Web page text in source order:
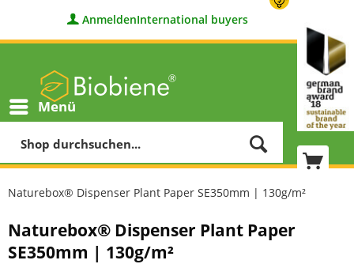
AnmeldenInternational buyers
Menü
Naturebox® Dispenser Plant Paper SE350mm | 130g/m²
Naturebox® Dispenser Plant Paper
SE350mm | 130g/m²